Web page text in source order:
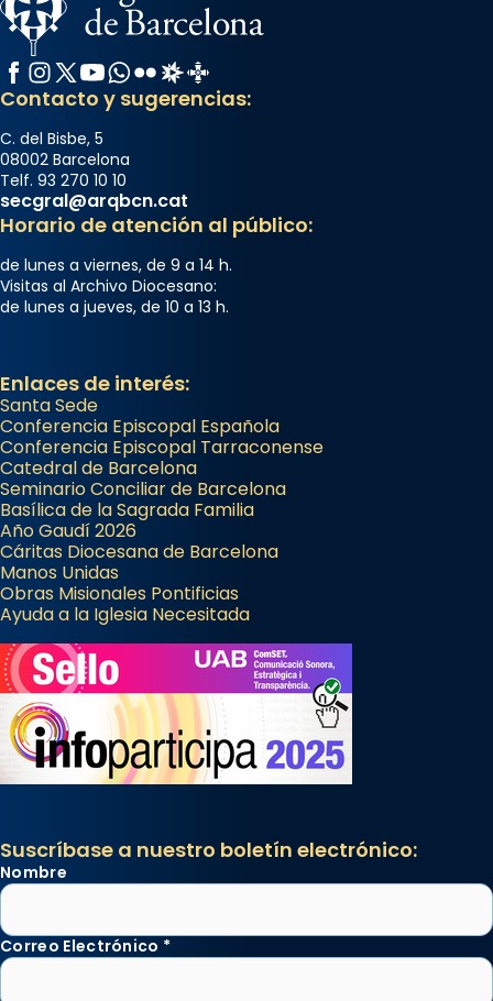
Facebook
Instagram
X / Twitter
YouTube
WhatsApp
FlickrRadio Estel
Catalunya Cristiana
Contacto y sugerencias:
C. del Bisbe, 5
08002 Barcelona
Telf. 93 270 10 10
secgral@arqbcn.cat
Horario de atención al público:
de lunes a viernes, de 9 a 14 h.
Visitas al Archivo Diocesano:
de lunes a jueves, de 10 a 13 h.
Enlaces de interés:
Santa Sede
Conferencia Episcopal Española
Conferencia Episcopal Tarraconense
Catedral de Barcelona
Seminario Conciliar de Barcelona
Basílica de la Sagrada Familia
Año Gaudí 2026
Cáritas Diocesana de Barcelona
Manos Unidas
Obras Misionales Pontificias
Ayuda a la Iglesia Necesitada
Suscríbase a nuestro boletín electrónico:
Nombre
Correo Electrónico *